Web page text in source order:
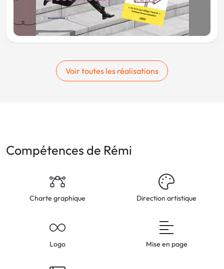
Voir toutes les réalisations
Compétences de Rémi
Charte graphique Direction artistique
Logo Mise en page